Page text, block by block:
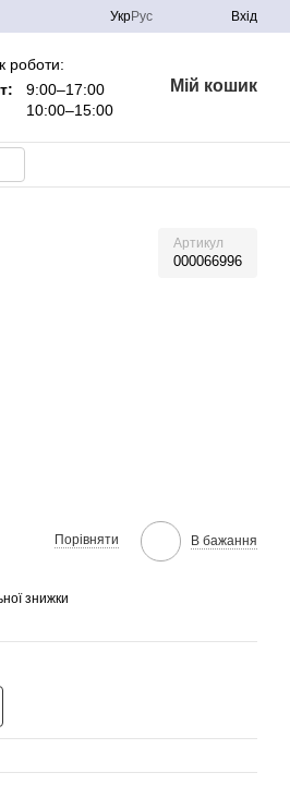
УкрРус Вхід
роботи:
9:00–17:00
10:00–15:00
Мій кошик
Артикул
000066996
Порівняти В бажання
знижки